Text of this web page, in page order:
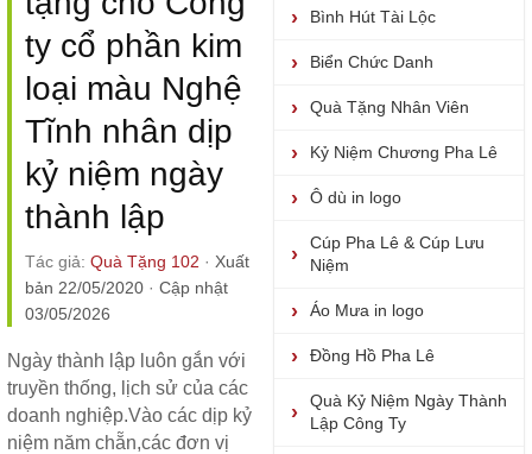
ty cổ phần kim
loại màu Nghệ
Tĩnh nhân dịp
kỷ niệm ngày
thành lập
Tác giả: Quà Tặng 102 · Xuất
bản 22/05/2020 · Cập nhật
03/05/2026
Ngày thành lập luôn gắn với
truyền thống, lịch sử của các
doanh nghiệp.Vào các dịp kỷ
niệm năm chẵn,các đơn vị
Bình Hút Tài Lộc
Biển Chức Danh
Quà Tặng Nhân Viên
Kỷ Niệm Chương Pha Lê
Ô dù in logo
Cúp Pha Lê & Cúp Lưu
Niệm
Áo Mưa in logo
Đồng Hồ Pha Lê
Quà Kỷ Niệm Ngày Thành
Lập Công Ty